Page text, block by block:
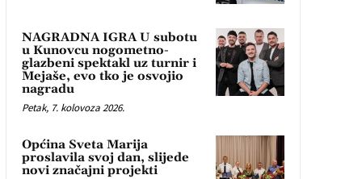
NAGRADNA IGRA U subotu
u Kunovcu nogometno-
glazbeni spektakl uz turnir i
Mejaše, evo tko je osvojio
nagradu
Petak, 7. kolovoza 2026.
Općina Sveta Marija
proslavila svoj dan, slijede
novi značajni projekti